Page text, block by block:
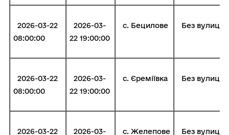
2026-03-22
08:00:00
2026-03-
22 19:00:00
с. Бецилове Без вулиці
2026-03-22
08:00:00
2026-03-
22 19:00:00
с. Єреміївка Без вулиці
2026-03-22
2026-03-
с. Желепове Без вулиці